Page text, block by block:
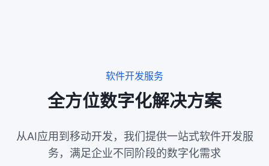
软件开发服务
全方位数字化解决方案
从AI应用到移动开发，我们提供一站式软件开发服
务，满足企业不同阶段的数字化需求